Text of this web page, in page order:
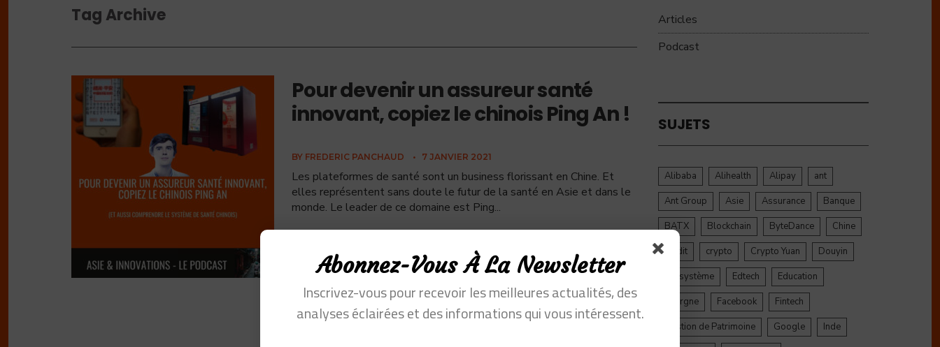
Tag Archive
Pour devenir un assureur santé
innovant, copiez le chinois Ping An !
BY FREDERIC PANCHAUD • 7 JANVIER 2021
Les plateformes de santé sont un business florissant en Chine. Et
elles représentent sans doute le futur de la santé en Asie et dans le
monde. Le leader de ce domaine est Ping...
Articles
Podcast
SUJETS
Alibaba Alihealth Alipay
ant
Ant Group
Asie Assurance
Banque
BATX
Blockchain ByteDance
Chine
credit
crypto Crypto Yuan
Douyin
Ecosystème
Edtech
Education
Epargne
Facebook
Fintech
Gestion de Patrimoine
Google
Inde
Abonnez-Vous À La Newsletter
Inscrivez-vous pour recevoir les meilleures actualités, des
analyses éclairées et des informations qui vous intéressent.